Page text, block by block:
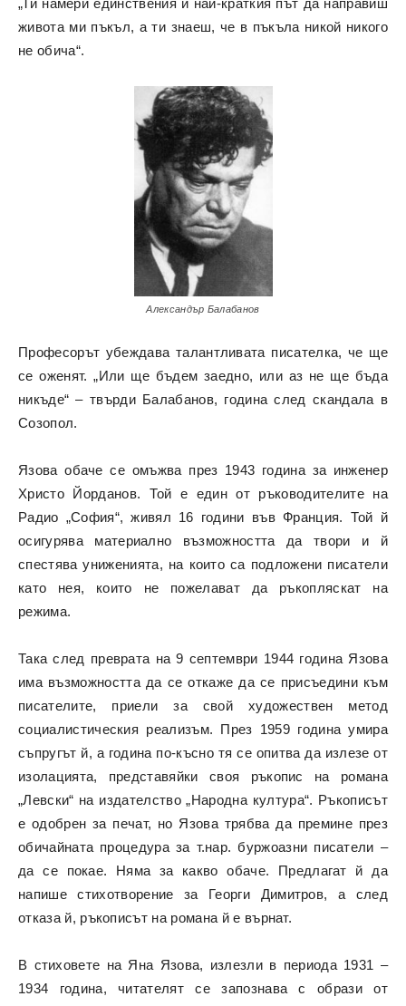
„Ти намери единствения и най-краткия път да направиш
живота ми пъкъл, а ти знаеш, че в пъкъла никой никого
не обича“.
Александър Балабанов
Професорът убеждава талантливата писателка, че ще
се оженят. „Или ще бъдем заедно, или аз не ще бъда
никъде“ – твърди Балабанов, година след скандала в
Созопол.
Язова обаче се омъжва през 1943 година за инженер
Христо Йорданов. Той е един от ръководителите на
Радио „София“, живял 16 години във Франция. Той й
осигурява материално възможността да твори и й
спестява униженията, на които са подложени писатели
като нея, които не пожелават да ръкопляскат на
режима.
Така след преврата на 9 септември 1944 година Язова
има възможността да се откаже да се присъедини към
писателите, приели за свой художествен метод
социалистическия реализъм. През 1959 година умира
съпругът й, а година по-късно тя се опитва да излезе от
изолацията, представяйки своя ръкопис на романа
„Левски“ на издателство „Народна култура“. Ръкописът
е одобрен за печат, но Язова трябва да премине през
обичайната процедура за т.нар. буржоазни писатели –
да се покае. Няма за какво обаче. Предлагат й да
напише стихотворение за Георги Димитров, а след
отказа й, ръкописът на романа й е върнат.
В стиховете на Яна Язова, излезли в периода 1931 –
1934 година, читателят се запознава с образи от